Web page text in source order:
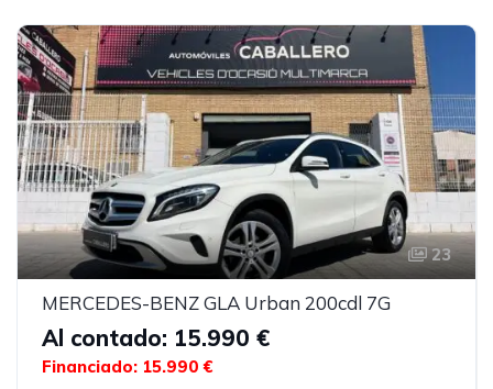
23
MERCEDES-BENZ GLA Urban 200cdl 7G
Al contado: 15.990 €
Financiado: 15.990 €